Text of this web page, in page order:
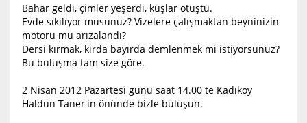
Bahar geldi, çimler yeşerdi, kuşlar ötüştü.
Evde sıkılıyor musunuz? Vizelere çalışmaktan beyninizin
motoru mu arızalandı?
Dersi kırmak, kırda bayırda demlenmek mi istiyorsunuz?
Bu buluşma tam size göre.
2 Nisan 2012 Pazartesi günü saat 14.00 te Kadıköy
Haldun Taner'in önünde bizle buluşun.